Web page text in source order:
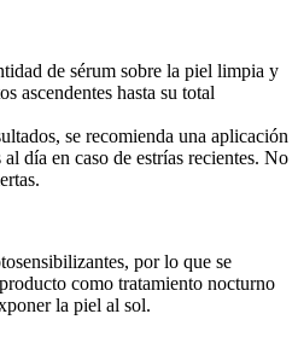
de sérum sobre la piel limpia y
ascendentes hasta su total
se recomienda una aplicación
día en caso de estrías recientes. No
por lo que se
como tratamiento nocturno
la piel al sol.